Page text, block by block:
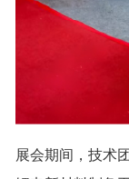
展会期间，技术